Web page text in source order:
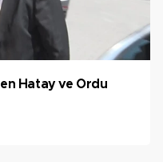
Hatay ve Ordu